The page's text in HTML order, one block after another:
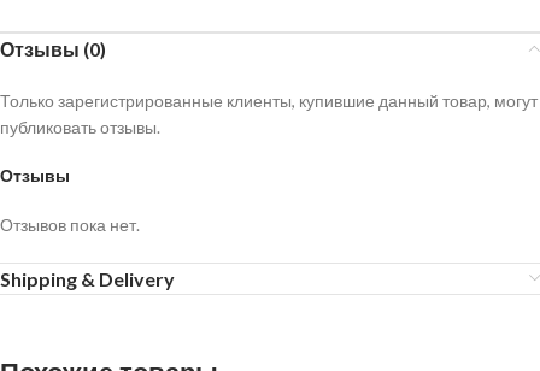
Отзывы (0)
Отзывы
Отзывов пока нет.
Только зарегистрированные клиенты, купившие данный товар, могут
публиковать отзывы.
Shipping & Delivery